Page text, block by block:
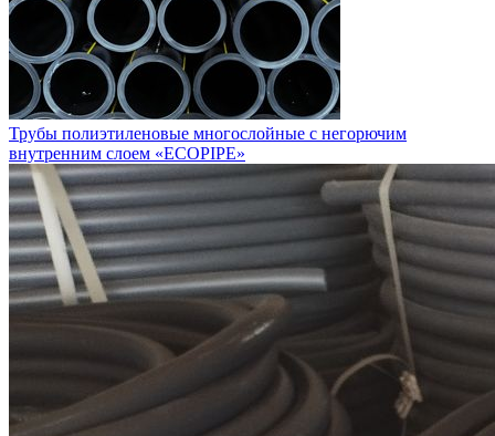
Трубы полиэтиленовые многослойные с негорючим
внутренним слоем «ECOPIPE»